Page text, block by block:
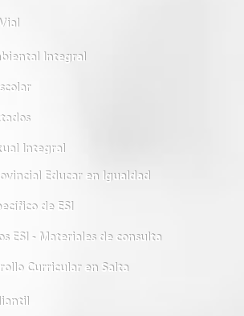
Integral
Integral
Educar en Igualdad
de ESI
ESI - Materiales de consulta
Curricular en Salta